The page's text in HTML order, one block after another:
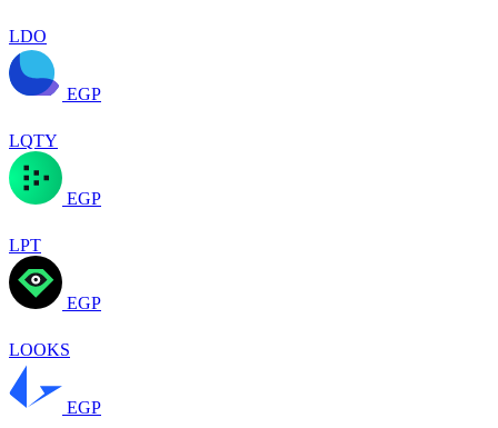
LDO
EGP
LQTY
EGP
LPT
EGP
LOOKS
EGP